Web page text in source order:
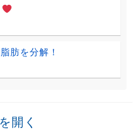
肪を分解！
開く